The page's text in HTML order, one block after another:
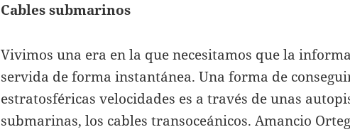
Cables submarinos
Vivimos una era en la que necesitamos que la
servida de forma instantánea. Una forma de
estratosféricas velocidades es a través de unas
submarinas, los cables transoceánicos. Amancio